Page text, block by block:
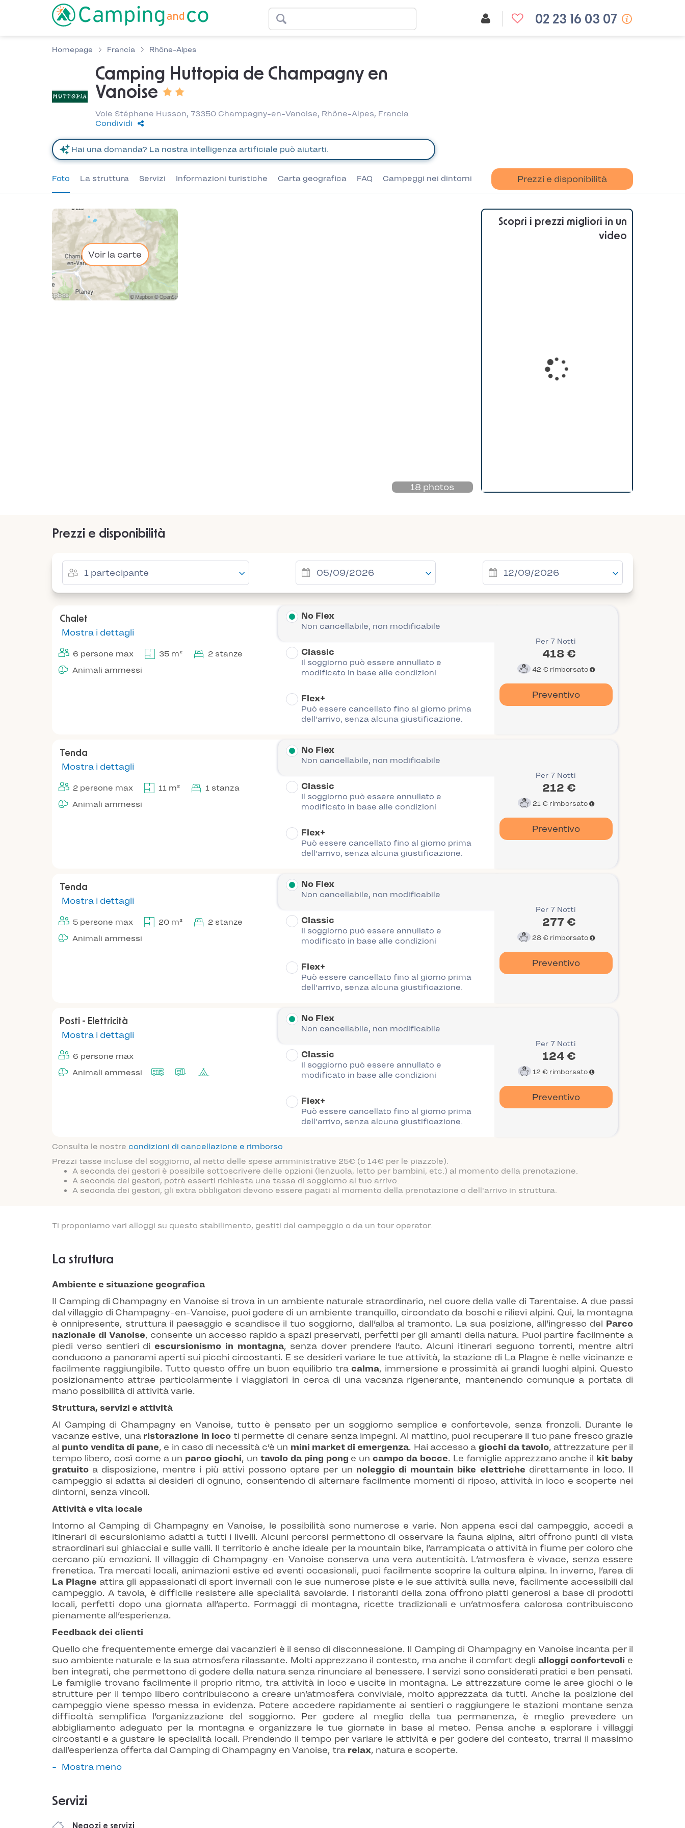
02 23 16 03 07
Homepage Francia Rhône-Alpes
Camping Huttopia de Champagny en
Vanoise
Voie Stéphane Husson, 73350 Champagny-en-Vanoise, Rhône-Alpes, Francia
Condividi
Foto La struttura Servizi Informazioni turistiche Carta geografica FAQ Campeggi nei dintorni Prezzi e disponibilità
Voir la carte
18 photos
Scopri i prezzi migliori in un
video
Prezzi e disponibilità
Chalet
Mostra i dettagli
6 persone max 35 m²
2 stanze
Animali ammessi
No Flex
Non cancellabile, non modificabile
Classic
Il soggiorno può essere annullato e
modificato in base alle condizioni
Flex+
Può essere cancellato fino al giorno prima
dell'arrivo, senza alcuna giustificazione.
Per 7 Notti
418 €
42 € rimborsato
Preventivo
Tenda
Mostra i dettagli
2 persone max 11 m²
1 stanza
Animali ammessi
No Flex
Non cancellabile, non modificabile
Classic
Il soggiorno può essere annullato e
modificato in base alle condizioni
Flex+
Può essere cancellato fino al giorno prima
dell'arrivo, senza alcuna giustificazione.
Per 7 Notti
212 €
21 € rimborsato
Preventivo
Tenda
Mostra i dettagli
5 persone max 20 m²
2 stanze
Animali ammessi
No Flex
Non cancellabile, non modificabile
Classic
Il soggiorno può essere annullato e
modificato in base alle condizioni
Flex+
Può essere cancellato fino al giorno prima
dell'arrivo, senza alcuna giustificazione.
Per 7 Notti
277 €
28 € rimborsato
Preventivo
Posti - Elettricità
Mostra i dettagli
6 persone max
Animali ammessi
No Flex
Non cancellabile, non modificabile
Classic
Il soggiorno può essere annullato e
modificato in base alle condizioni
Flex+
Può essere cancellato fino al giorno prima
dell'arrivo, senza alcuna giustificazione.
Per 7 Notti
124 €
12 € rimborsato
Preventivo
Consulta le nostre condizioni di cancellazione e rimborso
Prezzi tasse incluse del soggiorno, al netto delle spese amministrative 25€ (o 14€ per le piazzole).
A seconda dei gestori è possibile sottoscrivere delle opzioni (lenzuola, letto per bambini, etc.) al momento della prenotazione.
A seconda dei gestori, potrà esserti richiesta una tassa di soggiorno al tuo arrivo.
A seconda dei gestori, gli extra obbligatori devono essere pagati al momento della prenotazione o dell'arrivo in struttura.
Ti proponiamo vari alloggi su questo stabilimento, gestiti dal campeggio o da un tour operator.
La struttura
Ambiente e situazione geografica
Il Camping di Champagny en Vanoise si trova in un ambiente naturale straordinario, nel cuore della valle di Tarentaise. A due passi
dal villaggio di Champagny-en-Vanoise, puoi godere di un ambiente tranquillo, circondato da boschi e rilievi alpini. Qui, la montagna
è onnipresente, struttura il paesaggio e scandisce il tuo soggiorno, dall’alba al tramonto. La sua posizione, all’ingresso del Parco
nazionale di Vanoise, consente un accesso rapido a spazi preservati, perfetti per gli amanti della natura. Puoi partire facilmente a
piedi verso sentieri di escursionismo in montagna, senza dover prendere l’auto. Alcuni itinerari seguono torrenti, mentre altri
conducono a panorami aperti sui picchi circostanti. E se desideri variare le tue attività, la stazione di La Plagne è nelle vicinanze e
facilmente raggiungibile. Tutto questo offre un buon equilibrio tracalma, immersione e prossimità ai grandi luoghi alpini. Questo
posizionamento attrae particolarmente i viaggiatori in cerca di una vacanza rigenerante, mantenendo comunque a portata di
mano possibilità di attività varie.
Struttura, servizi e attività
Al Camping di Champagny en Vanoise, tutto è pensato per un soggiorno semplice e confortevole, senza fronzoli. Durante le
vacanze estive, una ristorazione in loco ti permette di cenare senza impegni. Al mattino, puoi recuperare il tuo pane fresco grazie
al punto vendita di pane, e in caso di necessità c’è un mini market di emergenza. Hai accesso a giochi da tavolo, attrezzature per il
tempo libero, così come a un parco giochi, un tavolo da ping pong e uncampo da bocce. Le famiglie apprezzano anche il kit baby
gratuito a disposizione, mentre i più attivi possono optare per un noleggio di mountain bike elettriche direttamente in loco. Il
campeggio si adatta ai desideri di ognuno, consentendo di alternare facilmente momenti di riposo, attività in loco e scoperte nei
dintorni, senza vincoli.
Attività e vita locale
Intorno al Camping di Champagny en Vanoise, le possibilità sono numerose e varie. Non appena esci dal campeggio, accedi a
itinerari di escursionismo adatti a tutti i livelli. Alcuni percorsi permettono di osservare la fauna alpina, altri offrono punti di vista
straordinari sui ghiacciai e sulle valli. Il territorio è anche ideale per la mountain bike, l’arrampicata o attività in fiume per coloro che
cercano più emozioni. Il villaggio di Champagny-en-Vanoise conserva una vera autenticità. L’atmosfera è vivace, senza essere
frenetica. Tra mercati locali, animazioni estive ed eventi occasionali, puoi facilmente scoprire la cultura alpina. In inverno, l’area di
La Plagne attira gli appassionati di sport invernali con le sue numerose piste e le sue attività sulla neve, facilmente accessibili dal
campeggio. A tavola, è difficile resistere alle specialità savoiarde. I ristoranti della zona offrono piatti generosi a base di prodotti
locali, perfetti dopo una giornata all’aperto. Formaggi di montagna, ricette tradizionali e un’atmosfera calorosa contribuiscono
pienamente all’esperienza.
Feedback dei clienti
Quello che frequentemente emerge dai vacanzieri è il senso di disconnessione. Il Camping di Champagny en Vanoise incanta per il
suo ambiente naturale e la sua atmosfera rilassante. Molti apprezzano il contesto, ma anche il comfort degli alloggi confortevoli e
ben integrati, che permettono di godere della natura senza rinunciare al benessere. I servizi sono considerati pratici e ben pensati.
Le famiglie trovano facilmente il proprio ritmo, tra attività in loco e uscite in montagna. Le attrezzature come le aree giochi o le
strutture per il tempo libero contribuiscono a creare un’atmosfera conviviale, molto apprezzata da tutti. Anche la posizione del
campeggio viene spesso messa in evidenza. Potere accedere rapidamente ai sentieri o raggiungere le stazioni montane senza
difficoltà semplifica l’organizzazione del soggiorno. Per godere al meglio della tua permanenza, è meglio prevedere un
abbigliamento adeguato per la montagna e organizzare le tue giornate in base al meteo. Pensa anche a esplorare i villaggi
circostanti e a gustare le specialità locali. Prendendo il tempo per variare le attività e per godere del contesto, trarrai il massimo
dall’esperienza offerta dal Camping di Champagny en Vanoise, tra relax, natura e scoperte.
Mostra meno
Servizi
Negozi e servizi